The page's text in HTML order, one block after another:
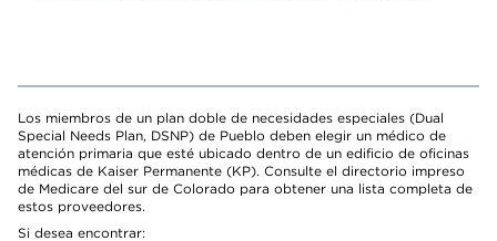
Los miembros de un plan doble de necesidades especiales (Dual
Special Needs Plan, DSNP) de Pueblo deben elegir un médico de
atención primaria que esté ubicado dentro de un edificio de oficinas
médicas de Kaiser Permanente (KP). Consulte el directorio impreso
de Medicare del sur de Colorado para obtener una lista completa de
estos proveedores.
Si desea encontrar: